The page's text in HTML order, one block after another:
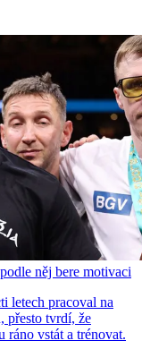
něj bere motivaci
letech pracoval na
přesto tvrdí, že
vstát a trénovat.